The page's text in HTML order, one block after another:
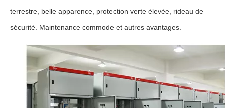
terrestre, belle apparence, protection verte élevée, rideau de
sécurité. Maintenance commode et autres avantages.